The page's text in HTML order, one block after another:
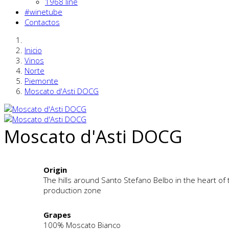
#winetube
Contactos
Inicio
Vinos
Norte
Piemonte
Moscato d'Asti DOCG
Moscato d'Asti DOCG
Origin
The hills around Santo Stefano Belbo in the heart of
production zone
Grapes
100% Moscato Bianco